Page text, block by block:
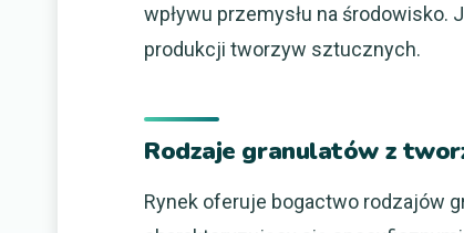
wpływu przemysłu na środowisko.
produkcji tworzyw sztucznych.
Rodzaje granulatów z
Rynek oferuje bogactwo rodzajów